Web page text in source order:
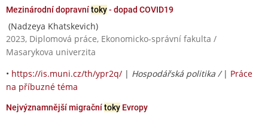
Mezinárodní dopravnítoky- dopad COVID19
(Nadzeya Khatskevich)
2023, Diplomová práce, Ekonomicko-správní fakulta /
Masarykova univerzita
• https://is.muni.cz/th/ypr2q/ | Hospodářská politika / | Práce
na příbuzné téma
Nejvýznamnější migračnítoky Evropy